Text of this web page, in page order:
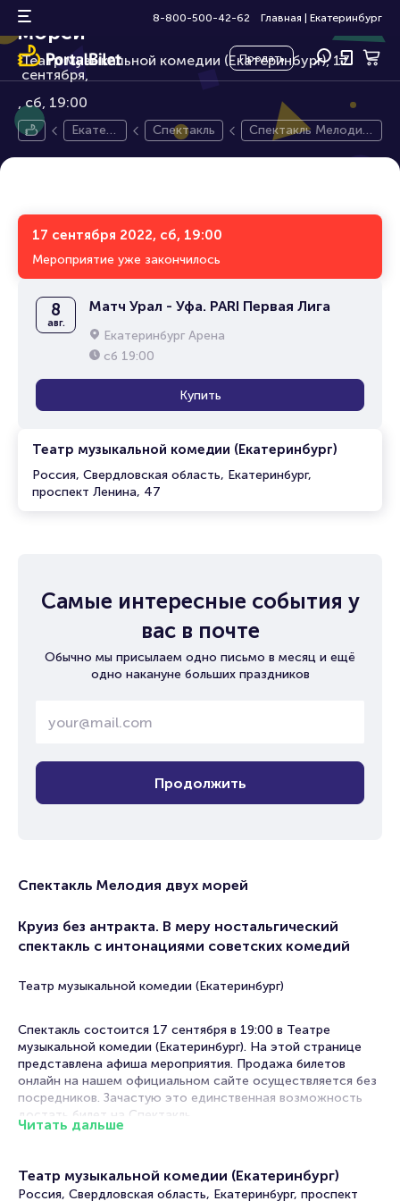
8-800-500-42-62 Главная Екатеринбург
Продать
Спектакль Мелодия двух
морей
Театр музыкальной комедии (Екатеринбург), 17
сентября,
16+
сб, 19:00
Екатер
Спектакль
Спектакль Мелодия
17 сентября 2022, сб, 19:00
Мероприятие уже закончилось
Театр музыкальной комедии (Екатеринбург)
Россия, Свердловская область, Екатеринбург,
проспект Ленина, 47
8
авг.
Матч Урал - Уфа. PARI Первая Лига
Екатеринбург Арена
сб 19:00
Купить
Самые интересные события у
вас в почте
Обычно мы присылаем одно письмо в месяц и ещё
одно накануне больших праздников
Продолжить
Спектакль Мелодия двух морей
Круиз без антракта. В меру ностальгический
спектакль с интонациями советских комедий
Театр музыкальной комедии (Екатеринбург)
Спектакль состоится 17 сентября в 19:00 в Театре
музыкальной комедии (Екатеринбург). На этой странице
представлена афиша мероприятия. Продажа билетов
онлайн на нашем официальном сайте осуществляется без
посредников. Зачастую это единственная возможность
достать билет на Спектакль.
современников, драмы, комедии, трагикомедии. В их
основе истории, основанные на реальных событиях или
Читать дальше
Театр музыкальной комедии (Екатеринбург)
Россия, Свердловская область, Екатеринбург, проспект